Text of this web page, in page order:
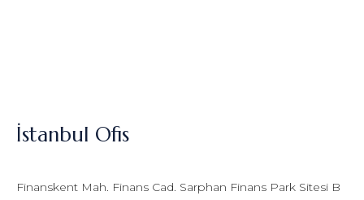
İstanbul Ofis
Finanskent Mah. Finans Cad. Sarphan Finans Park Sitesi B